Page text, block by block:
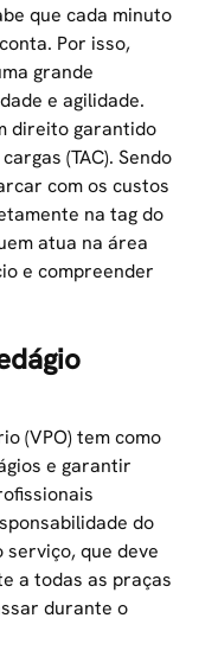
que cada minuto
Por isso,
grande
e agilidade.
direito garantido
(TAC). Sendo
com os custos
na tag do
atua na área
e compreender
(VPO) tem como
e garantir
do
que deve
a todas as praças
durante o